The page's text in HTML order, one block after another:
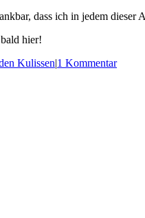
dass ich in jedem die­ser
hier!
Kulissen|1 Kommentar